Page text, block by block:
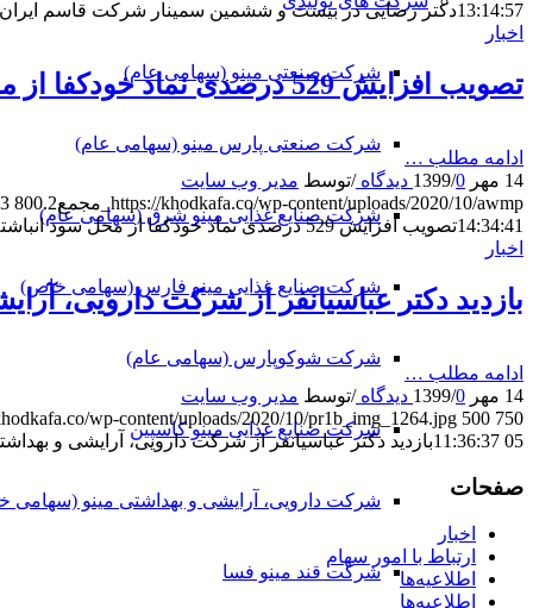
شرکت صنعتی مینو (سهامی عام)
شرکت صنعتی پارس مینو (سهامی عام)
شرکت صنایع غذایی مینو شرق (سهامی عام)
شرکت صنایع غذایی مینو فارس (سهامی خاص)
شرکت شوکوپارس (سهامی عام)
شرکت صنایع غذایی مینو کاسپین
شرکت دارویی، آرایشی و بهداشتی مینو (سهامی
شرکت قند مینو فسا
13:14:57دکتر رضایی در بیست و ششمین سمینار شرکت قاسم ایران:
اخبار
تصویب افزایش 529 درصدی نماد خودکفا از محل سود انباشته
ادامه مطلب …
14 مهر 1399
/0 دیدگاه /توسط مدیر وب سایت
https://khodkafa.co/wp-content/uploads/2020/10/awmp_مجمع2.jpg
800
14:34:41تصویب افزایش 529 درصدی نماد خودکفا از محل سود انباشته
اخبار
بازدید دکتر عباسیانفر از شرکت دارویی،
ادامه مطلب …
14 مهر 1399
/0 دیدگاه /توسط مدیر وب سایت
wp-content/uploads/2020/10/pr1b_img_1264.jpg 500 750
05 11:36:37
بازدید دکتر عباسیانفر از شرکت دارویی، آرایشی و
صفحات
اخبار
ارتباط با امور سهام
اطلاعیه‌ها
اطلاعیه‌ها